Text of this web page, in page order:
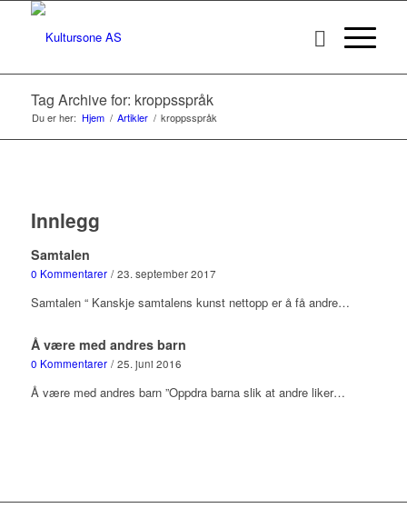
Tag Archive for: kroppsspråk
Du er her: Hjem / Artikler / kroppsspråk
Innlegg
Samtalen
0 Kommentarer / 23. september 2017
Samtalen “ Kanskje samtalens kunst nettopp er å få andre…
Å være med andres barn
0 Kommentarer / 25. juni 2016
Å være med andres barn ”Oppdra barna slik at andre liker…